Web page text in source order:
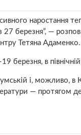
наростання
березня”, —
Тетяна Адаменко.
березня, в
і, можливо, в
— протягом